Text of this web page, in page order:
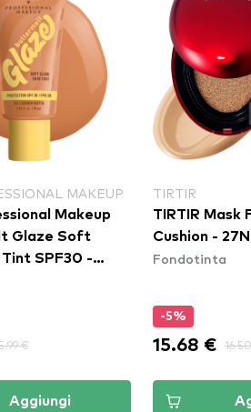
MAKEUP
Makeup
Glaze Soft
SPF30 -
€
Aggiungi
TIRTIR
TIRTIR Mask
Fondotinta
-5%
15.68 €